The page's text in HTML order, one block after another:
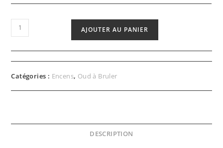
AJOUTER AU PANIER
Catégories : Encens, Oud à Bruler
DESCRIPTION